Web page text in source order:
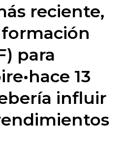
reciente,
para
13
influir